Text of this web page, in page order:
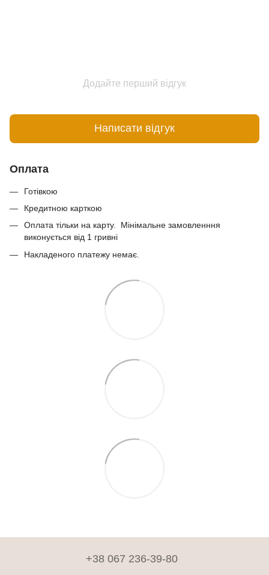
Додайте перший відгук
Написати відгук
Оплата
Готівкою
Кредитною карткою
Оплата тільки на карту. Мінімальне замовленння
виконується від 1 гривні
Накладеного платежу немає.
+38 067 236-39-80